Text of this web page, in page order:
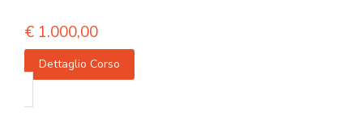
€ 1.000,00
Dettaglio Corso